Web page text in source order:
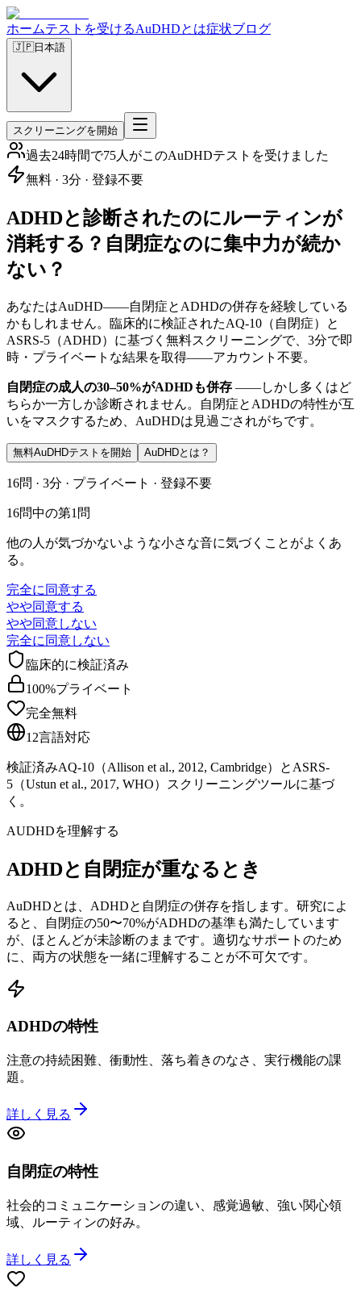
ホームテストを受けるAuDHDとは症状ブログ
🇯🇵日本語
スクリーニングを開始
過去24時間で75人がこのAuDHDテストを受けました
無料 · 3分 · 登録不要
ADHDと診断されたのにルーティンが
消耗する？自閉症なのに集中力が続か
ない？
あなたはAuDHD——自閉症とADHDの併存を経験している
かもしれません。臨床的に検証されたAQ-10（自閉症）と
ASRS-5（ADHD）に基づく無料スクリーニングで、3分で即
時・プライベートな結果を取得——アカウント不要。
自閉症の成人の30–50%がADHDも併存 ——しかし多くはど
ちらか一方しか診断されません。自閉症とADHDの特性が互
いをマスクするため、AuDHDは見過ごされがちです。
無料AuDHDテストを開始 AuDHDとは？
16問 · 3分 · プライベート · 登録不要
16問中の第1問
他の人が気づかないような小さな音に気づくことがよくあ
る。
完全に同意する
やや同意する
やや同意しない
完全に同意しない
臨床的に検証済み
100%プライベート
完全無料
12言語対応
検証済みAQ-10（Allison et al., 2012, Cambridge）とASRS-
5（Ustun et al., 2017, WHO）スクリーニングツールに基づ
く。
AUDHDを理解する
ADHDと自閉症が重なるとき
AuDHDとは、ADHDと自閉症の併存を指します。研究によ
ると、自閉症の50〜70%がADHDの基準も満たしています
が、ほとんどが未診断のままです。適切なサポートのため
に、両方の状態を一緒に理解することが不可欠です。
ADHDの特性
注意の持続困難、衝動性、落ち着きのなさ、実行機能の課
題。
詳しく見る
自閉症の特性
社会的コミュニケーションの違い、感覚過敏、強い関心領
域、ルーティンの好み。
詳しく見る